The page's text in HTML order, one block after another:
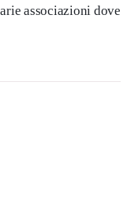
associazioni dove